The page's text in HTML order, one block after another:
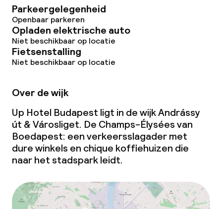
Vegetarische opties
Schoonmaakvoorzieningen
Zakelijke faciliteiten
Conferentieruimte
Vergaderruimte
Beleid
Parkeergelegenheid
Openbaar parkeren
Opladen elektrische auto
Niet beschikbaar op locatie
Fietsenstalling
Niet beschikbaar op locatie
Over de wijk
Up Hotel Budapest ligt in de wijk Andrássy
út & Városliget. De Champs-Élysées van
Boedapest: een verkeersslagader met
dure winkels en chique koffiehuizen die
naar het stadspark leidt.